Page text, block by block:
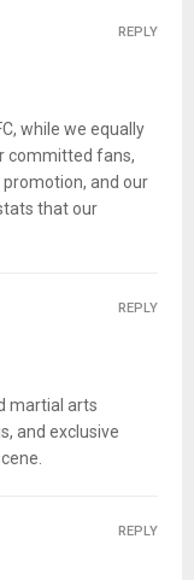
while we equally
committed fans,
and our
that our
REPLY
martial arts
and exclusive
REPLY
REPLY